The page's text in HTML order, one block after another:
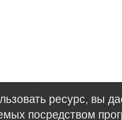
ресурс, вы
посредством